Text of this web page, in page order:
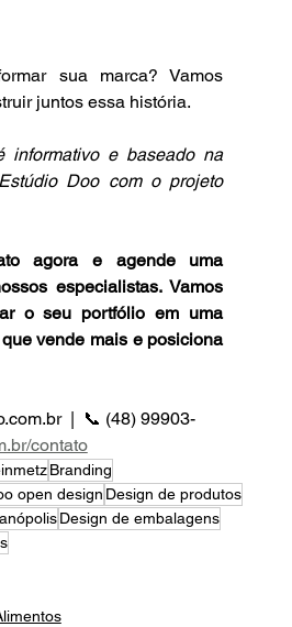
sua marca? Vamos
juntos essa história.
informativo e baseado na
Doo com o projeto
agora e agende uma
especialistas. Vamos
o seu portfólio em uma
vende mais e posiciona
|  📞 (48) 99903-
contato
Branding
open design Design de produtos
Design de embalagens